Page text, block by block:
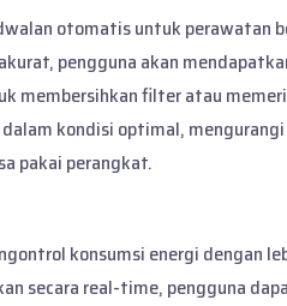
otomatis untuk perawatan
pengguna akan
membersihkan filter atau
kondisi optimal,
pakai perangkat.
konsumsi energi dengan
secara real-time, pengguna